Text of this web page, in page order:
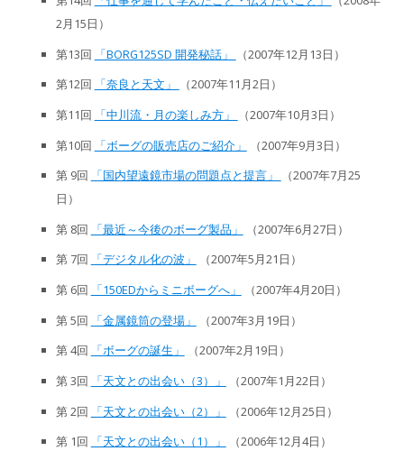
2月15日）
第13回
「BORG125SD 開発秘話」
（2007年12月13日）
第12回
「奈良と天文」
（2007年11月2日）
第11回
「中川流・月の楽しみ方」
（2007年10月3日）
第10回
「ボーグの販売店のご紹介」
（2007年9月3日）
第 9回
「国内望遠鏡市場の問題点と提言」
（2007年7月25
日）
第 8回
「最近～今後のボーグ製品」
（2007年6月27日）
第 7回
「デジタル化の波」
（2007年5月21日）
第 6回
「150EDからミニボーグへ」
（2007年4月20日）
第 5回
「金属鏡筒の登場」
（2007年3月19日）
第 4回
「ボーグの誕生」
（2007年2月19日）
第 3回
「天文との出会い（3）」
（2007年1月22日）
第 2回
「天文との出会い（2）」
（2006年12月25日）
第 1回
「天文との出会い（1）」 （2006年12月4日）